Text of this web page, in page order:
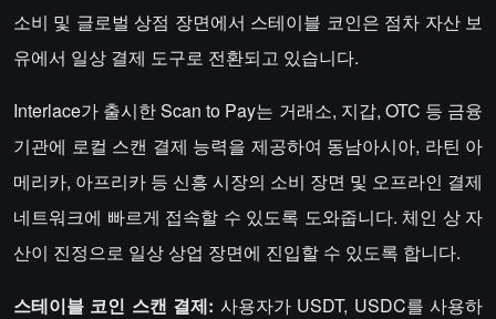
소비 및 글로벌 상점 장면에서 스테이블 코인은 점차 자산 보
유에서 일상 결제 도구로 전환되고 있습니다.
Interlace가 출시한 Scan to Pay는 거래소, 지갑, OTC 등 금융
기관에 로컬 스캔 결제 능력을 제공하여 동남아시아, 라틴 아
메리카, 아프리카 등 신흥 시장의 소비 장면 및 오프라인 결제
네트워크에 빠르게 접속할 수 있도록 도와줍니다. 체인 상 자
산이 진정으로 일상 상업 장면에 진입할 수 있도록 합니다.
스테이블 코인 스캔 결제: 사용자가 USDT, USDC를 사용하